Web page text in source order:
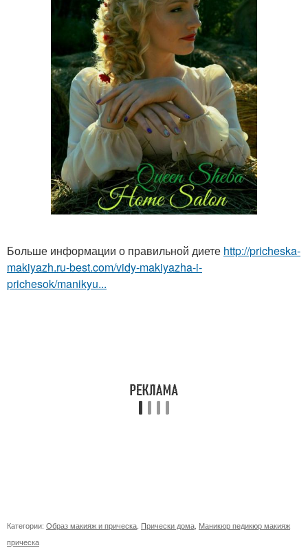
Больше информации о правильной диете http://pricheska-
makiyazh.ru-best.com/vidy-makiyazha-i-
prichesok/manikyu...
Категории: Образ макияж и прическа, Прически дома, Маникюр педикюр макияж
прическа